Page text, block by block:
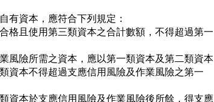
有資本，應符合下列規定：
格且使用第三類資本之合計數額，不得超過第一
風險所需之資本，應以第一類資本及第二類資本
類資本不得超過支應信用風險及作業風險之第一
資本於支應信用風險及作業風險後所餘，得支應